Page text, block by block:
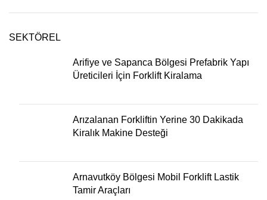
SEKTÖREL
Arifiye ve Sapanca Bölgesi Prefabrik Yapı
Üreticileri İçin Forklift Kiralama
Arızalanan Forkliftin Yerine 30 Dakikada
Kiralık Makine Desteği
Arnavutköy Bölgesi Mobil Forklift Lastik
Tamir Araçları